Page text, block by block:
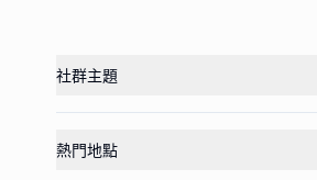
社群主題
熱門地點